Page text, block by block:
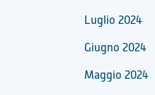
Luglio 2024
Giugno 2024
Maggio 2024